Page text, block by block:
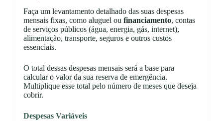
Faça um levantamento detalhado das suas despesas
mensais fixas, como aluguel ou financiamento, contas
de serviços públicos (água, energia, gás, internet),
alimentação, transporte, seguros e outros custos
essenciais.
O total dessas despesas mensais será a base para
calcular o valor da sua reserva de emergência.
Multiplique esse total pelo número de meses que deseja
cobrir.
Despesas Variáveis